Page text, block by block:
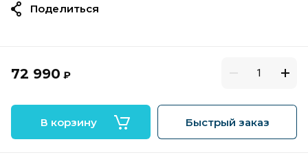
72 990 ₽
В корзину Быстрый заказ
Поделиться